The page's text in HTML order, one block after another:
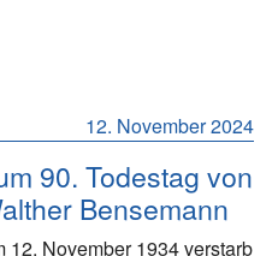
12. November 2024
90. Todestag von
Bensemann
12. November 1934 verstarb